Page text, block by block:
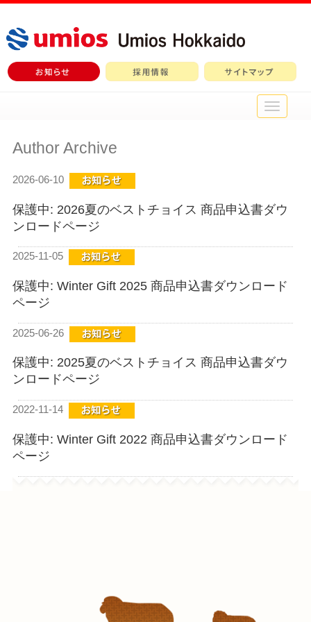
メ
イ
Author Archive
2026-06-10
保護中: 2026夏のベストチョイス 商品申込書ダウ
ンロードページ
2025-11-05
保護中: Winter Gift 2025 商品申込書ダウンロード
ページ
2025-06-26
保護中: 2025夏のベストチョイス 商品申込書ダウ
ンロードページ
2022-11-14
保護中: Winter Gift 2022 商品申込書ダウンロード
ページ